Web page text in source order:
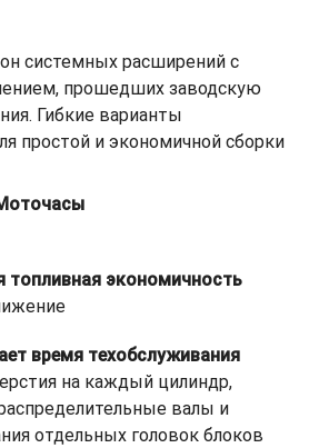
системных расширений с
прошедших заводскую
Гибкие варианты
простой и экономичной сборки
экономичность
время техобслуживания
на каждый цилиндр,
валы и
отдельных головок блоков